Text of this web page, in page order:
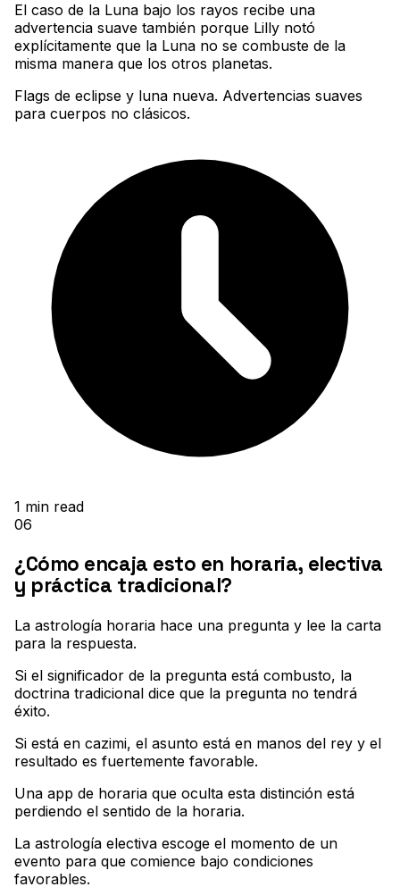
El caso de la Luna bajo los rayos recibe una
advertencia suave también porque Lilly notó
explícitamente que la Luna no se combuste de la
misma manera que los otros planetas.
Flags de eclipse y luna nueva. Advertencias suaves
para cuerpos no clásicos.
1 min read
06
¿Cómo encaja esto en horaria, electiva
y práctica tradicional?
La astrología horaria hace una pregunta y lee la carta
para la respuesta.
Si el significador de la pregunta está combusto, la
doctrina tradicional dice que la pregunta no tendrá
éxito.
Si está en cazimi, el asunto está en manos del rey y el
resultado es fuertemente favorable.
Una app de horaria que oculta esta distinción está
perdiendo el sentido de la horaria.
La astrología electiva escoge el momento de un
evento para que comience bajo condiciones
favorables.